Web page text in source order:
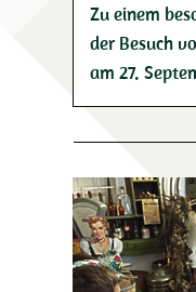
Zu einem
der Besuch
am 27.